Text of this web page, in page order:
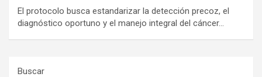
El protocolo busca estandarizar la detección precoz, el
diagnóstico oportuno y el manejo integral del cáncer…
Buscar